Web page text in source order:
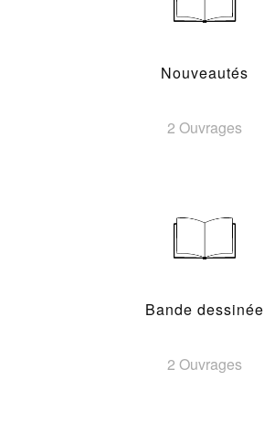
Nouveautés
2 Ouvrages
Bande dessinée
2 Ouvrages